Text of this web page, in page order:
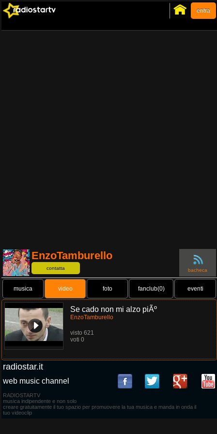
entra
EnzoTamburello
contatta bacheca
musica video foto fanclub(0) eventi
Se cado non mi alzo piÃº
EnzoTamburello
visto 621
voti 0
radiostar.it
web music channel
RADIOSTARTV
musica indipendente e non solo
creare gratuitamente il tuo spazio per promuovere la tua musica e manda in onda il
tuo videoclip